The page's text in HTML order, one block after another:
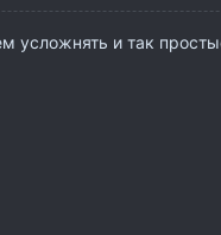
усложнять и так